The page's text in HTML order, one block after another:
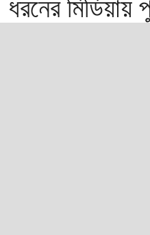
ধরনের মিডিয়ায়